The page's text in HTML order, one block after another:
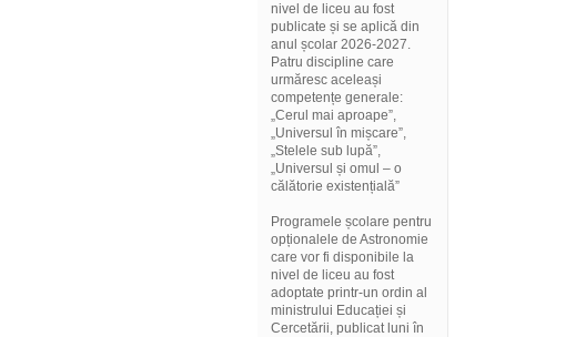
nivel de liceu au fost
publicate și se aplică din
anul școlar 2026-2027.
Patru discipline care
urmăresc aceleași
competențe generale:
„Cerul mai aproape”,
„Universul în mișcare”,
„Stelele sub lupă”,
„Universul și omul – o
călătorie existențială”
Programele școlare pentru
opționalele de Astronomie
care vor fi disponibile la
nivel de liceu au fost
adoptate printr-un ordin al
ministrului Educației și
Cercetării, publicat luni în